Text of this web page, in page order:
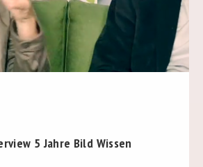
5 Jahre Bild Wissen